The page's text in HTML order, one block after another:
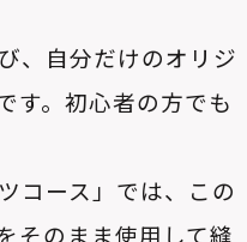
、自分だけのオリジ
す。初心者の方でも
コース」では、この
そのまま使用して縫